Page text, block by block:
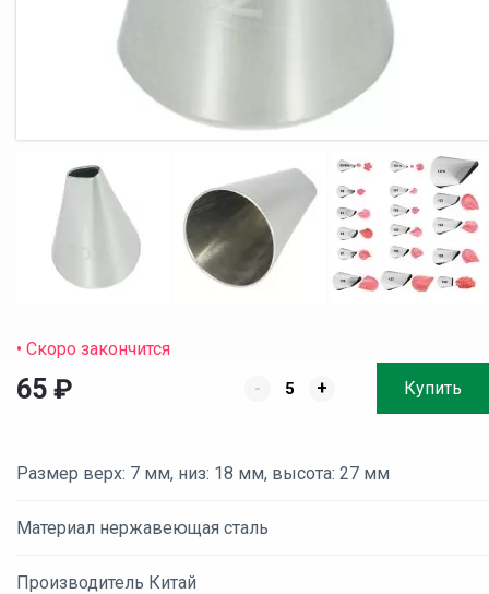
• Скоро закончится
65 ₽ - + Купить
Размер верх: 7 мм, низ: 18 мм, высота: 27 мм
Материал нержавеющая сталь
Производитель Китай